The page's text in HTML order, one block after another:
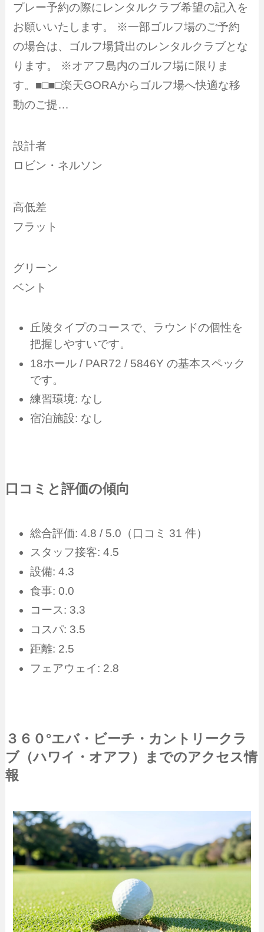
プレー予約の際にレンタルクラブ希望の記入を
お願いいたします。 ※一部ゴルフ場のご予約
の場合は、ゴルフ場貸出のレンタルクラブとな
ります。 ※オアフ島内のゴルフ場に限りま
す。■□■□楽天GORAからゴルフ場へ快適な移
動のご提…
設計者
ロビン・ネルソン
高低差
フラット
グリーン
ベント
丘陵タイプのコースで、ラウンドの個性を
把握しやすいです。
18ホール / PAR72 / 5846Y の基本スペック
です。
練習環境: なし
宿泊施設: なし
口コミと評価の傾向
総合評価: 4.8 / 5.0（口コミ 31 件）
スタッフ接客: 4.5
設備: 4.3
食事: 0.0
コース: 3.3
コスパ: 3.5
距離: 2.5
フェアウェイ: 2.8
３６０°エバ・ビーチ・カントリークラ
ブ（ハワイ・オアフ）までのアクセス情
報